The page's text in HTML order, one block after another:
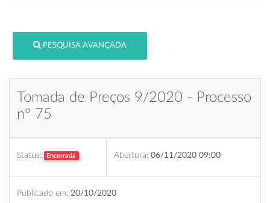
PESQUISA AVANÇADA
Tomada de Preços 9/2020 - Processo
nº 75
Status: Encerrada Abertura: 06/11/2020 09:00
Publicado em: 20/10/2020